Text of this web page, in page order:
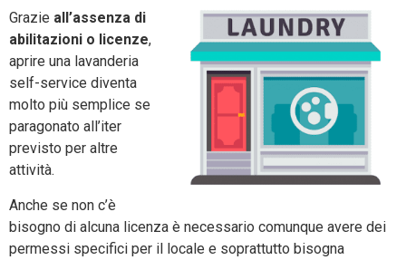
Grazie all’assenza di
abilitazioni o licenze,
aprire una lavanderia
self-service diventa
molto più semplice se
paragonato all’iter
previsto per altre
attività.
Anche se non c’è
bisogno di alcuna licenza è necessario comunque avere dei
permessi specifici per il locale e soprattutto bisogna